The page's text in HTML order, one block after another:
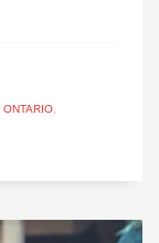
ONTARIO,